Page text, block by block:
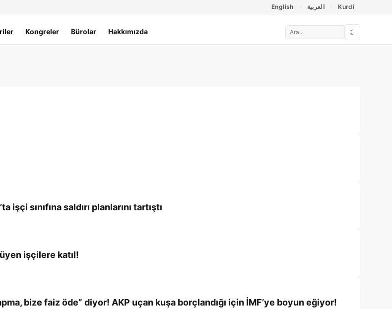
English العربية Kurdî
Kongreler Bürolar Hakkımızda ☾
işçi sınıfına saldırı planlarını tartıştı
işçilere katıl!
bize faiz öde” diyor! AKP uçan kuşa borçlandığı için İMF’ye boyun eğiyor!